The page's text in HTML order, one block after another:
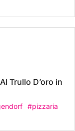
Trullo D’oro in
#pizzaria